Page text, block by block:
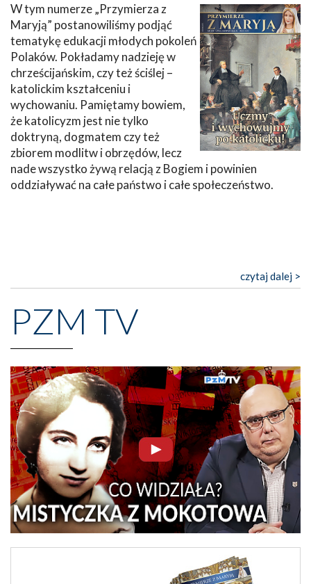
W tym numerze „Przymierza z
Maryją” postanowiliśmy podjąć
tematykę edukacji młodych pokoleń
Polaków. Pokładamy nadzieję w
chrześcijańskim, czy też ściślej –
katolickim kształceniu i
wychowaniu. Pamiętamy bowiem,
że katolicyzm jest nie tylko
doktryną, dogmatem czy też
zbiorem modlitw i obrzędów, lecz
nade wszystko żywą relacją z Bogiem i powinien
oddziaływać na całe państwo i całe społeczeństwo.
czytaj dalej >
PZM TV